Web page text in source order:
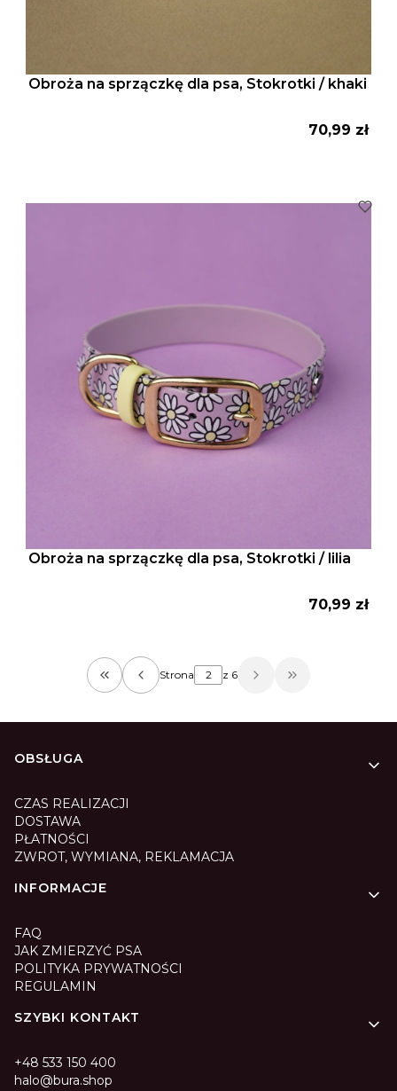
Obroża na sprzączkę dla psa, Stokrotki / khaki
Cena
70,99 zł
Obroża na sprzączkę dla psa, Stokrotki / lilia
Cena
70,99 zł
Wróć do pierwszej strony z produktami
Strona z 6 Przejdź do
Linki w stopce
OBSŁUGA
CZAS REALIZACJI
DOSTAWA
PŁATNOŚCI
ZWROT, WYMIANA, REKLAMACJA
INFORMACJE
FAQ
JAK ZMIERZYĆ PSA
POLITYKA PRYWATNOŚCI
REGULAMIN
SZYBKI KONTAKT
+48 533 150 400
halo@bura.shop